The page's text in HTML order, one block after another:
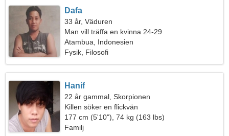
Dafa
33 år, Väduren
Man vill träffa en kvinna 24-29
Atambua, Indonesien
Fysik, Filosofi
Hanif
22 år gammal, Skorpionen
Killen söker en flickvän
177 cm (5'10"), 74 kg (163 lbs)
Familj